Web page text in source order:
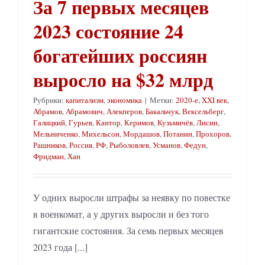
За 7 первых месяцев
2023 состояние 24
богатейших россиян
выросло на $32 млрд
Рубрики: капитализм,экономика | Метки: 2020-е,XXI век,
Абрамов,Абрамович,Алекперов,Бакальчук,Вексельберг,
Галицкий,Гурьев,Кантор,Керимов,Кузьмичёв,Лисин,
Мельниченко,Михельсон,Мордашов,Потанин,Прохоров,
Рашников,Россия,РФ,Рыболовлев,Усманов,Федун,
Фридман,Хан
У одних выросли штрафы за неявку по повестке
в военкомат, а у других выросли и без того
гигантские состояния. За семь первых месяцев
2023 года [...]